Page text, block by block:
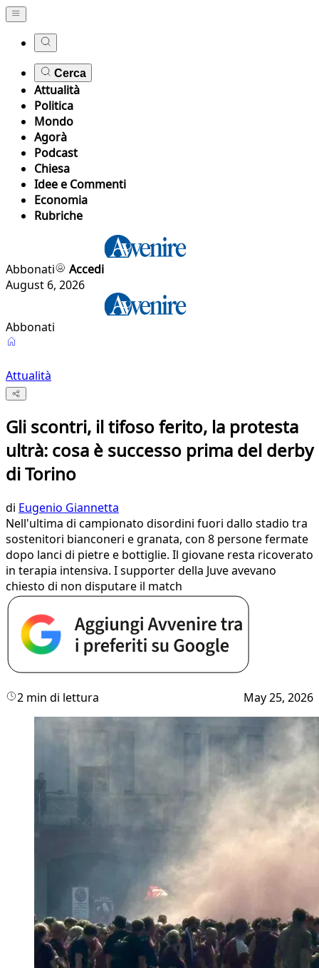
Cerca
Attualità
Politica
Mondo
Agorà
Podcast
Chiesa
Idee e Commenti
Economia
Rubriche
Abbonati
Accedi
August 6, 2026
Abbonati
Attualità
Gli scontri, il tifoso ferito, la protesta
ultrà: cosa è successo prima del derby
di Torino
di Eugenio Giannetta
Nell'ultima di campionato disordini fuori dallo stadio tra
sostenitori bianconeri e granata, con 8 persone fermate
dopo lanci di pietre e bottiglie. Il giovane resta ricoverato
in terapia intensiva. I supporter della Juve avevano
chiesto di non disputare il match
2 min di lettura May 25, 2026